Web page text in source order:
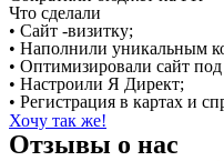
Что сделали
• Сайт -визитку;
• Наполнили уникальным
• Оптимизировали сайт
• Настроили Я Директ;
• Регистрация в картах и
Хочу так же!
Отзывы о нас